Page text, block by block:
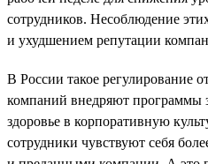
сотрудников. Несоблюдение
и ухудшением репутации
В России такое регулирование
компаний внедряют программы
здоровье в корпоративную
сотрудники чувствуют себя